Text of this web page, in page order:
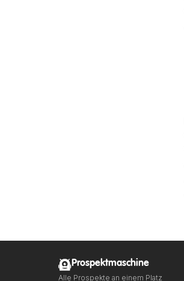
Prospektmaschine
Alle Prospekte an einem Platz